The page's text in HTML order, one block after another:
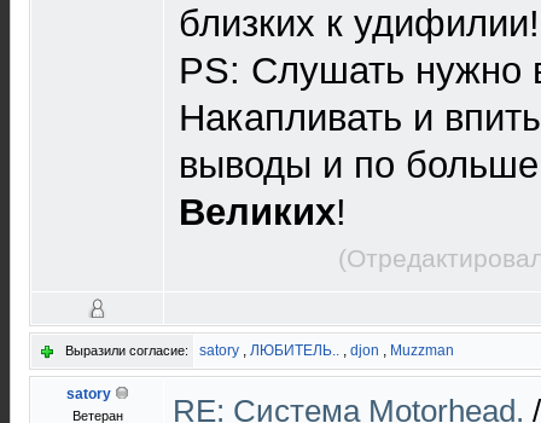
близких к удифилии!
PS: Слушать нужно
Накапливать и
выводы и по
Великих!
Выразили согласие: satory , ЛЮБИТЕЛЬ.. , djon , Muzzman
satory
Ветеран RE: Cистема Motorhead.